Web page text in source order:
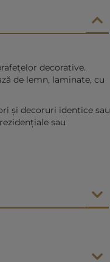
decorative.
de lemn, laminate, cu
și decoruri identice sau
sau